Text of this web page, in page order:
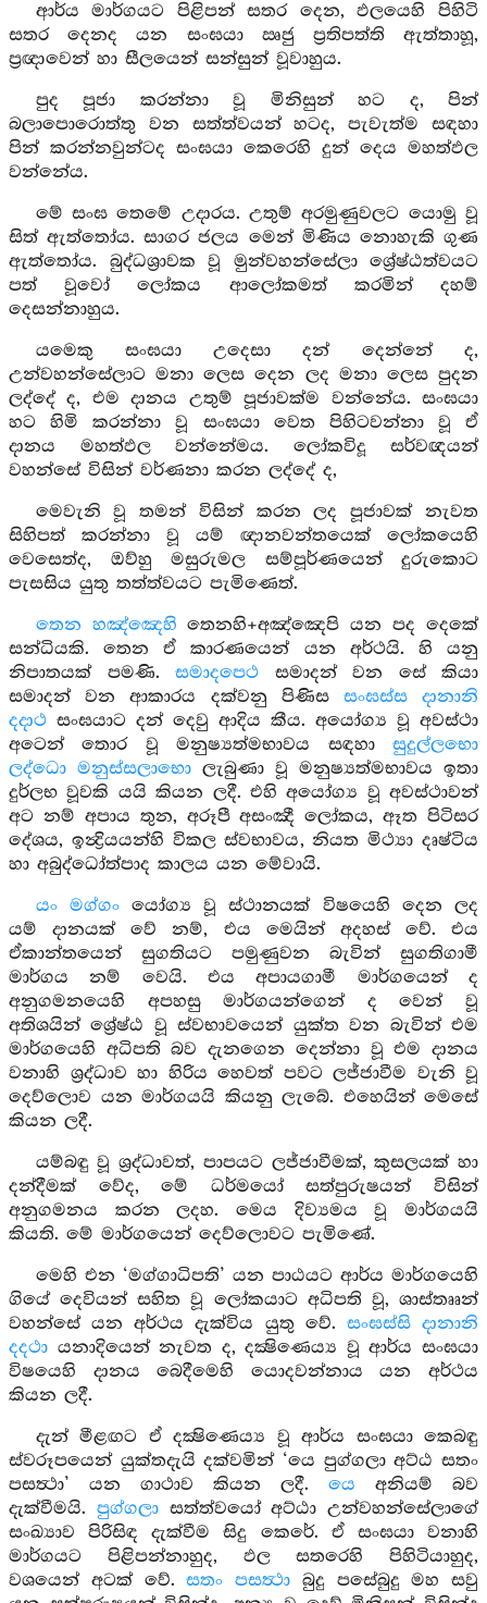
ආර්ය මාර්ගයට පිළිපන් සතර දෙන, ඵලයෙහි පිහිටි
සතර දෙනද යන සංඝයා ඍජු ප්‍රතිපත්ති ඇත්තාහූ,
ප්‍රඥාවෙන් හා සීලයෙන් සන්සුන් වූවාහුය.
පුද පූජා කරන්නා වූ මිනිසුන් හට ද, පින්
බලාපොරොත්තු වන සත්ත්වයන් හටද, පැවැත්ම සඳහා
පින් කරන්නවුන්ටද සංඝයා කෙරෙහි දුන් දෙය මහත්ඵල
වන්නේය.
මේ සංඝ තෙමේ උදාරය. උතුම් අරමුණුවලට යොමු වූ
සිත් ඇත්තෝය. සාගර ජලය මෙන් මිණිය නොහැකි ගුණ
ඇත්තෝය. බුද්ධශ්‍රාවක වූ මුන්වහන්සේලා ශ්‍රේෂ්ඨත්වයට
පත් වූවෝ ලෝකය ආලෝකමත් කරමින් දහම්
දෙසන්නාහුය.
යමෙකු සංඝයා උදෙසා දන් දෙන්නේ ද,
උන්වහන්සේලාට මනා ලෙස දෙන ලද මනා ලෙස පුදන
ලද්දේ ද, එම දානය උතුම් පූජාවක්ම වන්නේය. සංඝයා
හට හිමි කරන්නා වූ සංඝයා වෙත පිහිටවන්නා වූ ඒ
දානය මහත්ඵල වන්නේමය. ලෝකවිදූ සර්වඥයන්
වහන්සේ විසින් වර්ණනා කරන ලද්දේ ද,
මෙවැනි වූ තමන් විසින් කරන ලද පූජාවක් නැවත
සිහිපත් කරන්නා වූ යම් ඥානවන්තයෙක් ලෝකයෙහි
වෙසෙත්ද, ඔව්හු මසුරුමල සම්පූර්ණයෙන් දුරුකොට
පැසසිය යුතු තත්ත්වයට පැමිණෙත්.
තෙන හඤ්ඤෙහි තෙනහි+අඤ්ඤෙපි යන පද දෙකේ
සන්ධියකි. තෙන ඒ කාරණයෙන් යන අර්ථයි. හි යනු
නිපාතයක් පමණි. සමාදපෙථ සමාදන් වන සේ කියා
සමාදන් වන ආකාරය දක්වනු පිණිස සංඝස්ස
දානානි
දදාථ සංඝයාට දන් දෙවු ආදිය කීය. අයෝග්‍ය වූ අවස්ථා
අටෙන් තොර වූ මනුෂ්‍යත්මභාවය සඳහා සුදුල්ලභො
ලද්ධො මනුස්සලාභො ලැබුණා වූ මනුෂ්‍යත්මභාවය ඉතා
දුර්ලභ වූවකි යයි කියන ලදී. එහි අයෝග්‍ය වූ අවස්ථාවන්
අට නම් අපාය තුන, අරූපී අසංඤී ලෝකය, ඈත පිටිසර
දේශය, ඉන්‍ද්‍රියයන්හි විකල ස්වභාවය, නියත මිථ්‍යා දෘෂ්ටිය
හා අබුද්ධෝත්පාද කාලය යන මේවායි.
යං මග්ගංයෝග්‍ය වූ ස්ථානයක් විෂයෙහි දෙන ලද
යම් දානයක් වේ නම්, එය මෙයින් අදහස් වේ. එය
ඒකාන්තයෙන් සුගතියට පමුණුවන බැවින් සුගතිගාමී
මාර්ගය නම් වෙයි. එය අපායගාමී මාර්ගයෙන් ද
අනුගමනයෙහි අපහසු මාර්ගයන්ගෙන් ද වෙන් වූ
අතිශයින් ශ්‍රේෂ්ඨ වූ ස්වභාවයෙන් යුක්ත වන බැවින් එම
මාර්ගයෙහි අධිපති බව දැනගෙන දෙන්නා වූ එම දානය
වනාහි ශ්‍රද්ධාව හා හිරිය හෙවත් පවට ලජ්ජාවීම වැනි වූ
දෙව්ලොව යන මාර්ගයයි කියනු ලැබේ. එහෙයින් මෙසේ
කියන ලදී.
යම්බඳු වූ ශ්‍රද්ධාවත්, පාපයට ලජ්ජාවීමක්, කුසලයක් හා
දන්දීමක් වේද, මේ ධර්මයෝ සත්පුරුෂයන් විසින්
අනුගමනය කරන ලදහ. මෙය දිව්‍යමය වූ මාර්ගයයි
කියති. මේ මාර්ගයෙන් දෙව්ලොවට පැමිණේ.
මෙහි එන ‘මග්ගාධිපති’ යන පාඨයට ආර්ය මාර්ගයෙහි
ගියේ දෙවියන් සහිත වූ ලෝකයාට අධිපති වූ, ශාස්තෲන්
වහන්සේ යන අර්ථය දැක්විය යුතු වේ. සංඝස්සි දානානි
දදථා යනාදියෙන් නැවත ද, දක්‍ෂිණෙය්‍ය වූ ආර්ය සංඝයා
විෂයෙහි දානය බෙදීමෙහි යොදවන්නාය යන අර්ථය
කියන ලදී.
දැන් මීළඟට ඒ දක්‍ෂිණෙය්‍ය වූ ආර්ය සංඝයා කෙබඳු
ස්වරූපයෙන් යුක්තදැයි දක්වමින් ‘යෙ පුග්ගලා අට්ඨ සතං
පසත්‍ථා’ යන ගාථාව කියන ලදී. යෙ අනියම් බව
දැක්වීමයි. පුග්ගලාසත්ත්වයෝ අට්ඨා උන්වහන්සේලාගේ
සංඛ්‍යාව පිරිසිඳ දැක්වීම සිදු කෙරේ. ඒ සංඝයා වනාහි
මාර්ගයට පිළිපන්නාහුද, ඵල සතරෙහි පිහිටියාහුද,
වශයෙන් අටක් වේ.සතං පසත්‍ථා බුදු පසේබුදු මහ සවු